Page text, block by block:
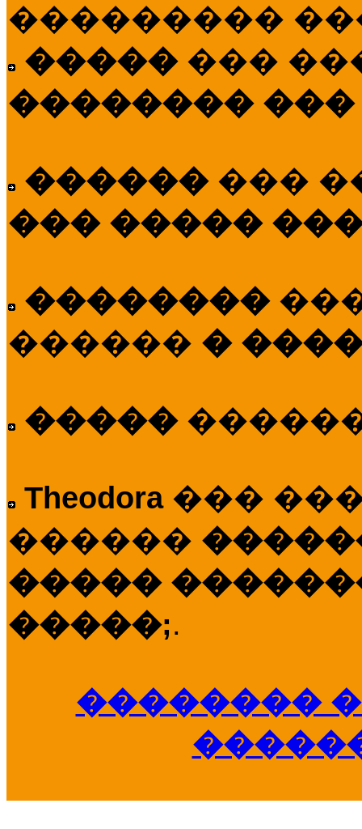
���������
����� ���
��������
������ ���
��� �����
��������
������ �
�����
Theodora ���
������
�����
�����;.
��������